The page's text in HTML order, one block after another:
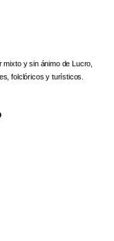
y sin ánimo de Lucro,
folclóricos y turísticos.